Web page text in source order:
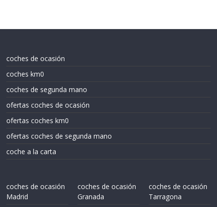
coches de ocasión
coches km0
coches de segunda mano
ofertas coches de ocasión
ofertas coches km0
ofertas coches de segunda mano
coche a la carta
coches de ocasión
Madrid
coches de ocasión
Granada
coches de ocasión
Tarragona